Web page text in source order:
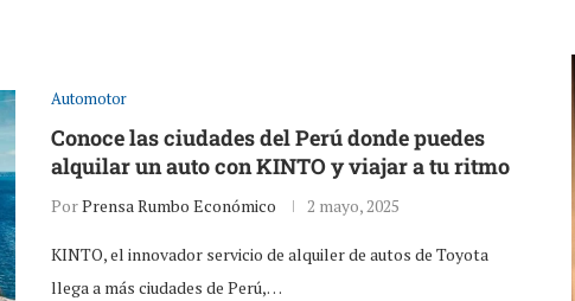
Automotor
Conoce las ciudades del Perú donde puedes
alquilar un auto con KINTO y viajar a tu ritmo
PorPrensa Rumbo Económico 2 mayo, 2025
KINTO, el innovador servicio de alquiler de autos de Toyota
llega a más ciudades de Perú,…